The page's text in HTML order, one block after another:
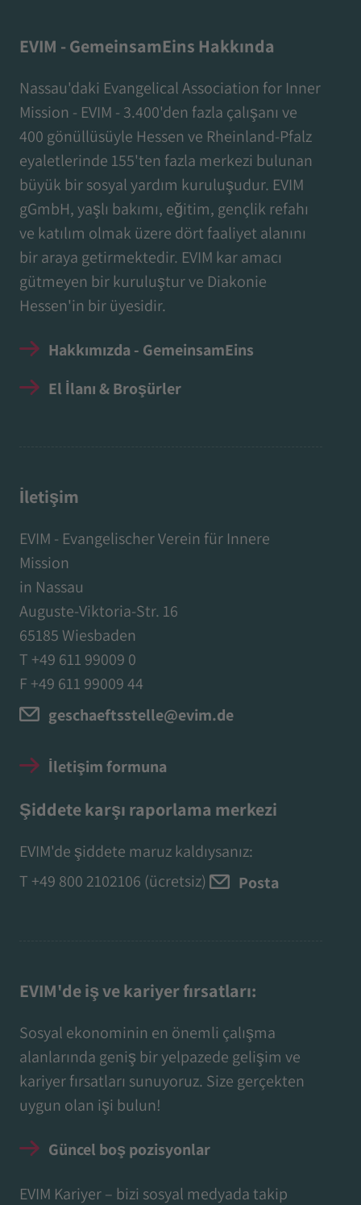
EVIM - GemeinsamEins Hakkında
Nassau'daki Evangelical Association for Inner
Mission - EVIM - 3.400'den fazla çalışanı ve
400 gönüllüsüyle Hessen ve Rheinland-Pfalz
eyaletlerinde 155'ten fazla merkezi bulunan
büyük bir sosyal yardım kuruluşudur. EVIM
gGmbH, yaşlı bakımı, eğitim, gençlik refahı
ve katılım olmak üzere dört faaliyet alanını
bir araya getirmektedir. EVIM kar amacı
gütmeyen bir kuruluştur ve Diakonie
Hessen'in bir üyesidir.
Hakkımızda - GemeinsamEins
El İlanı & Broşürler
İletişim
EVIM - Evangelischer Verein für Innere
Mission
in Nassau
Auguste-Viktoria-Str. 16
65185 Wiesbaden
T +49 611 99009 0
F +49 611 99009 44
geschaeftsstelle@evim.de
İletişim formuna
Şiddete karşı raporlama merkezi
EVIM'de şiddete maruz kaldıysanız:
T +49 800 2102106 (ücretsiz) Posta
EVIM'de iş ve kariyer fırsatları:
Sosyal ekonominin en önemli çalışma
alanlarında geniş bir yelpazede gelişim ve
kariyer fırsatları sunuyoruz. Size gerçekten
uygun olan işi bulun!
Güncel boş pozisyonlar
EVIM Kariyer – bizi sosyal medyada takip